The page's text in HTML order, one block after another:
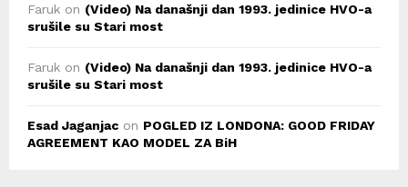
Faruk on (Video) Na današnji dan 1993. jedinice HVO-a
srušile su Stari most
Faruk on (Video) Na današnji dan 1993. jedinice HVO-a
srušile su Stari most
Esad Jaganjac on POGLED IZ LONDONA: GOOD FRIDAY
AGREEMENT KAO MODEL ZA BiH